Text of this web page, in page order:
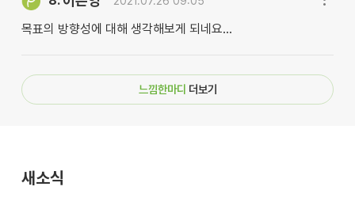
목표의 방향성에 대해 생각해보게 되네요...
느낌한마디 더보기
새소식